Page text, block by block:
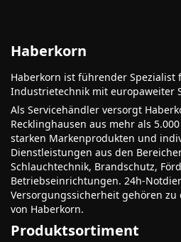
Haberkorn
Haberkorn ist führender Spezialist
Industrietechnik mit europaweiter
Als Servicehändler versorgt
Recklinghausen aus mehr als
starken Markenprodukten und
Dienstleistungen aus den
Schlauchtechnik, Brandschutz,
Betriebseinrichtungen. 24h-
Versorgungssicherheit gehören zu
von Haberkorn.
Produktsortiment